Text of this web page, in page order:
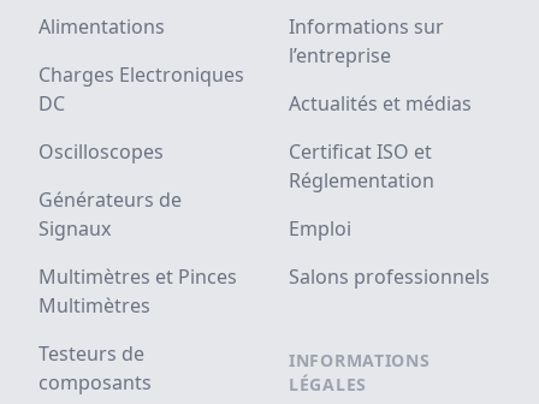
Alimentations
Charges Electroniques
DC
Oscilloscopes
Générateurs de
Signaux
Multimètres et Pinces
Multimètres
Testeurs de
composants
Informations sur
l’entreprise
Actualités et médias
Certificat ISO et
Réglementation
Emploi
Salons professionnels
INFORMATIONS
LÉGALES